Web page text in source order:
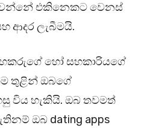
වන්නේ එකිනෙකට වෙනස්
ආදර ලැබීමයි.
හෝ සහකාරියගේ
තුළින් ඔබගේ
විය හැකියි. ඔබ තවමත්
ඔබ dating apps